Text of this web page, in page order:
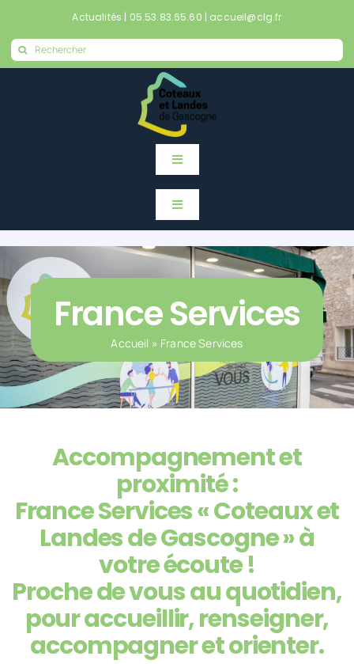
au
contenu
Actualités | 05.53.83.65.60 | accueil@clg.fr
Rechercher:
Toggle
Navigation
Accueil
Actualités
Mes démarches en ligne
Vivre & Habiter
Environnement
Voirie intercommunale
Tourisme
Mobilité
Toggle
Navigation
Accueil
Actualités
Mes démarches en ligne
Notre territoire
Vivre & Habiter
Environnement
Voirie intercommunale
Tourisme
France Services
Accueil » France Services
Accompagnement et
proximité :
France Services « Coteaux et
Landes de Gascogne » à
votre écoute !
Proche de vous au quotidien,
pour accueillir, renseigner,
accompagner et orienter.